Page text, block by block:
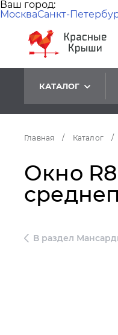
Ваш город:
МоскваСанкт-
КАТАЛОГ
Главная / Каталог /
Окно
В раздел